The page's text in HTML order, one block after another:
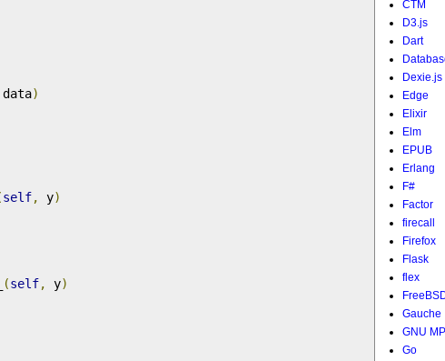
data)
self, y)
(self, y)
CTM
D3.js
Dart
Dexie.js
Edge
Elixir
Elm
EPUB
Erlang
F#
Factor
firecall
Firefox
Flask
flex
Gauche
GNU
Go